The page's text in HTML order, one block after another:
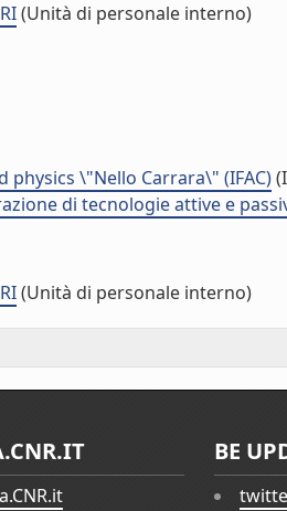
(Unità di personale interno)
\"Nello Carrara\" (IFAC)
di tecnologie attive e
(Unità di personale interno)
BE